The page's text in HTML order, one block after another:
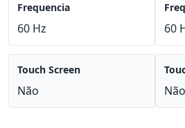
Frequencia
60 Hz
Touch Screen
Não
60
Não